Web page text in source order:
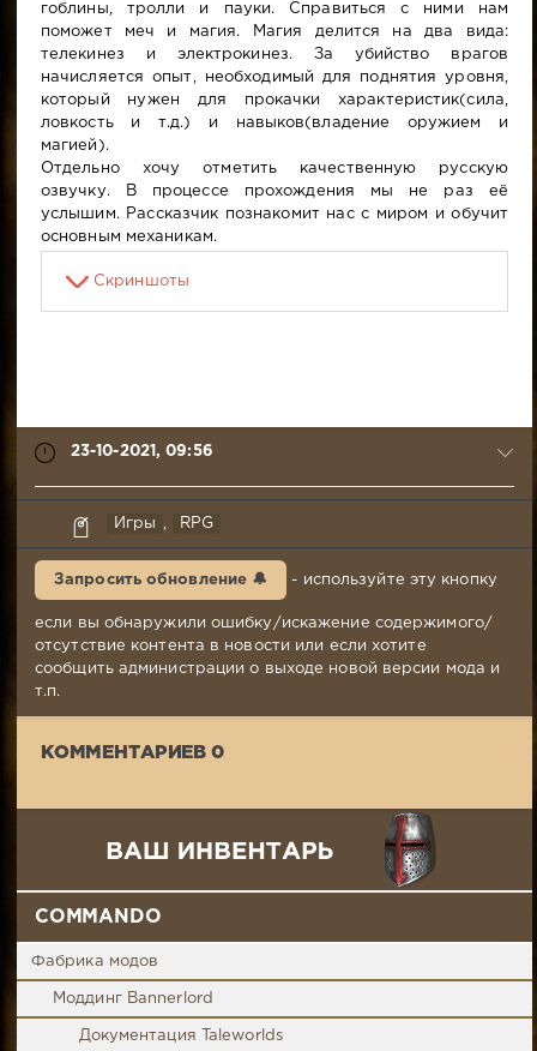
гоблины, тролли и пауки. Справиться с ними нам
поможет меч и магия. Магия делится на два вида:
телекинез и электрокинез. За убийство врагов
начисляется опыт, необходимый для поднятия уровня,
который нужен для прокачки характеристик(сила,
ловкость и т.д.) и навыков(владение оружием и
магией).
Отдельно хочу отметить качественную русскую
озвучку. В процессе прохождения мы не раз её
услышим. Рассказчик познакомит нас с миром и обучит
основным механикам.
Скриншоты
23-10-2021, 09:56
Генрих
Вольфэнштейн
2021,
09:56
Комментариев:
221
Игры , RPG
Запросить обновление 🔔 - используйте эту кнопку
если вы обнаружили ошибку/искажение содержимого/
отсутствие контента в новости или если хотите
сообщить администрации о выходе новой версии мода и
т.п.
КОММЕНТАРИЕВ 0
COMMANDO
Фабрика модов
Моддинг Bannerlord
Документация Taleworlds